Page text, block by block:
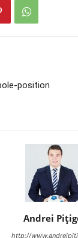
position
Andrei
http://